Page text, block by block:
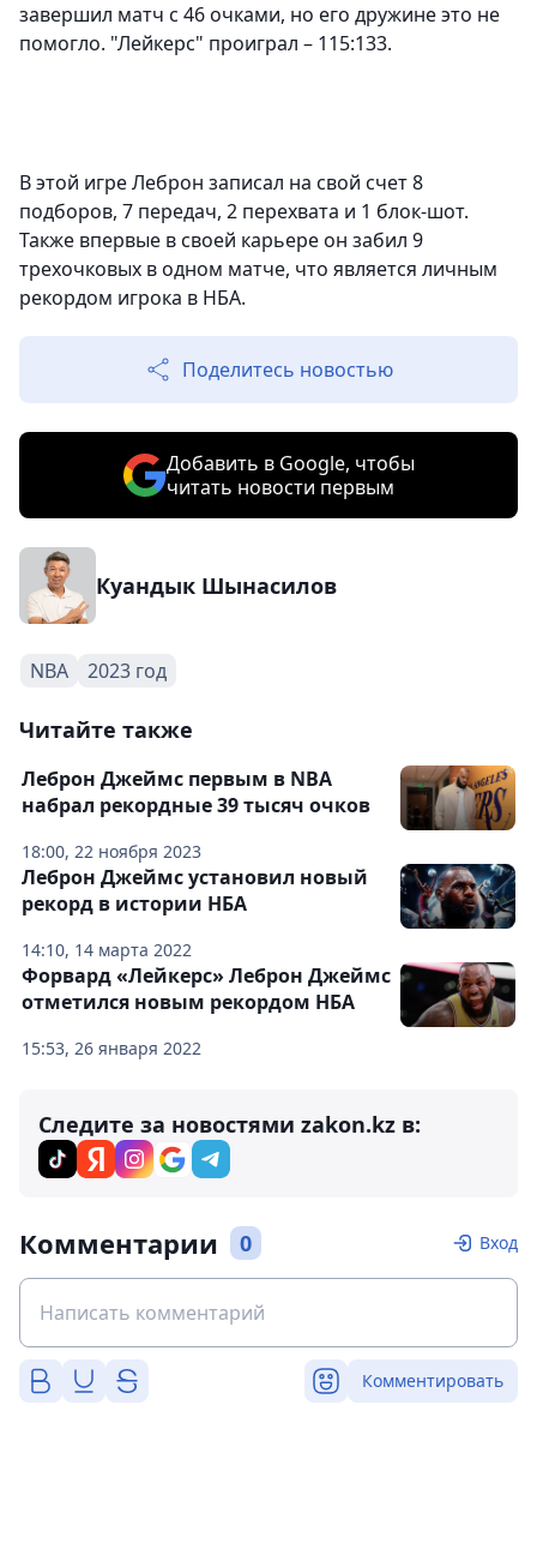
завершил матч с 46 очками, но его дружине это не
помогло. "Лейкерс" проиграл – 115:133.
В этой игре Леброн записал на свой счет 8
подборов, 7 передач, 2 перехвата и 1 блок-шот.
Также впервые в своей карьере он забил 9
трехочковых в одном матче, что является личным
рекордом игрока в НБА.
Поделитесь новостью
Добавить в Google, чтобы
читать новости первым
Куандык Шынасилов
NBA 2023 год
Читайте также
18:00, 22 ноября 2023
Леброн Джеймс первым в NBA
набрал рекордные 39 тысяч очков
14:10, 14 марта 2022
Леброн Джеймс установил новый
рекорд в истории НБА
15:53, 26 января 2022
Форвард «Лейкерс» Леброн Джеймс
отметился новым рекордом НБА
Следите за новостями zakon.kz в:
Комментарии 0 Вход
Комментировать